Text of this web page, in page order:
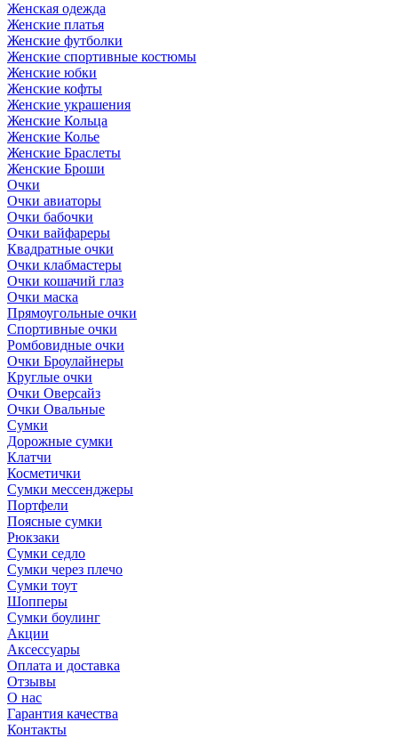
Женская одежда
Женские платья
Женские футболки
Женские спортивные костюмы
Женские юбки
Женские кофты
Женские украшения
Женские Кольца
Женские Колье
Женские Браслеты
Женские Броши
Очки
Очки авиаторы
Очки бабочки
Очки вайфареры
Квадратные очки
Очки клабмастеры
Очки кошачий глаз
Очки маска
Прямоугольные очки
Спортивные очки
Ромбовидные очки
Очки Броулайнеры
Круглые очки
Очки Оверсайз
Очки Овальные
Сумки
Дорожные сумки
Клатчи
Косметички
Сумки мессенджеры
Портфели
Поясные сумки
Рюкзаки
Сумки седло
Сумки через плечо
Сумки тоут
Шопперы
Сумки боулинг
Акции
Аксессуары
Оплата и доставка
Отзывы
О нас
Гарантия качества
Контакты